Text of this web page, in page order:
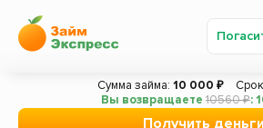
Сумма займа: 10 000 ₽
Вы возвращаете 10560 ₽:
Получить
Главная Заём по параметрам